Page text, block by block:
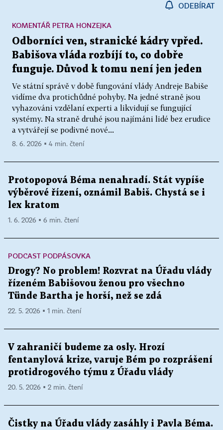
ODEBÍRAT
Odborníci ven, stranické kádry vpřed.
Babišova vláda rozbíjí to, co dobře
funguje. Důvod k tomu není jen jeden
Ve státní správě v době fungování vlády Andreje Babiše
vidíme dva protichůdné pohyby. Na jedné straně jsou
vyhazováni vzdělaní experti a likvidují se fungující
systémy. Na straně druhé jsou najímáni lidé bez erudice
a vytvářejí se podivné nové...
KOMENTÁŘ PETRA HONZEJKA
8. 6. 2026 ▪ 4 min. čtení
Protopopová Béma nenahradí. Stát vypíše
výběrové řízení, oznámil Babiš. Chystá se i
lex kratom
1. 6. 2026 ▪ 6 min. čtení
PODCAST PODPÁSOVKA
Drogy? No problem! Rozvrat na Úřadu vlády
řízeném Babišovou ženou pro všechno
Tünde Bartha je horší, než se zdá
22. 5. 2026 ▪ 1 min. čtení
V zahraničí budeme za osly. Hrozí
fentanylová krize, varuje Bém po rozprášení
protidrogového týmu z Úřadu vlády
20. 5. 2026 ▪ 2 min. čtení
Čistky na Úřadu vlády zasáhly i Pavla Béma.